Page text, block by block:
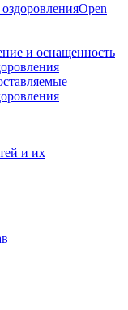
Open
и оснащенность
и их